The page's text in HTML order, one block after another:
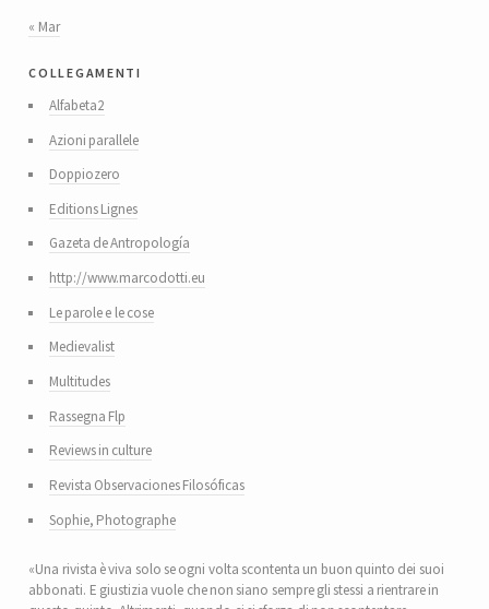
« Mar
collegamenti
Alfabeta2
Azioni parallele
Doppiozero
Editions Lignes
Gazeta de Antropología
http://www.marcodotti.eu
Le parole e le cose
Medievalist
Multitudes
Rassegna Flp
Reviews in culture
Revista Observaciones Filosóficas
Sophie, Photographe
«Una rivista è viva solo se ogni volta scontenta un buon quinto dei suoi
abbonati. E giustizia vuole che non siano sempre gli stessi a rientrare in